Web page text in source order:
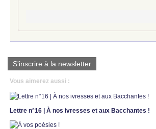
S'inscrire à la newsletter
Vous aimerez aussi :
Lettre n°16 | À nos ivresses et aux Bacchantes !